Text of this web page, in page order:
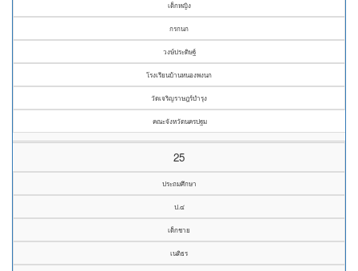
เด็กหญิง
กรกนก
วงษ์ประดิษฐ์
โรงเรียนบ้านหนองพงนก
วัดเจริญราษฎร์บำรุง
คณะจังหวัดนครปฐม
25
ประถมศึกษา
ป.๔
เด็กชาย
เนติธร